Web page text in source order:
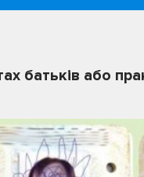
батьків або